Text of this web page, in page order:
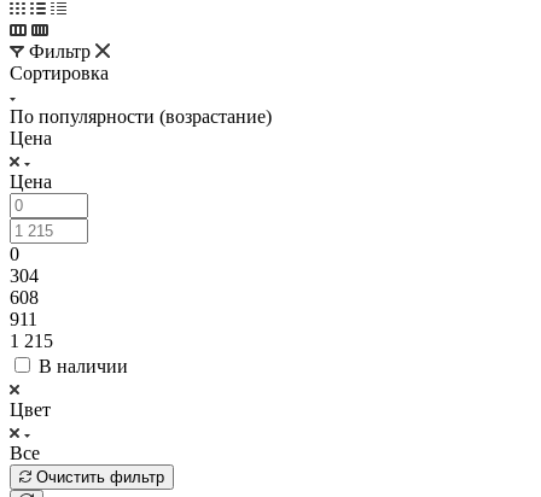
Фильтр
Сортировка
По популярности (возрастание)
Цена
Цена
0
304
608
911
1 215
В наличии
Цвет
Все
Очистить фильтр